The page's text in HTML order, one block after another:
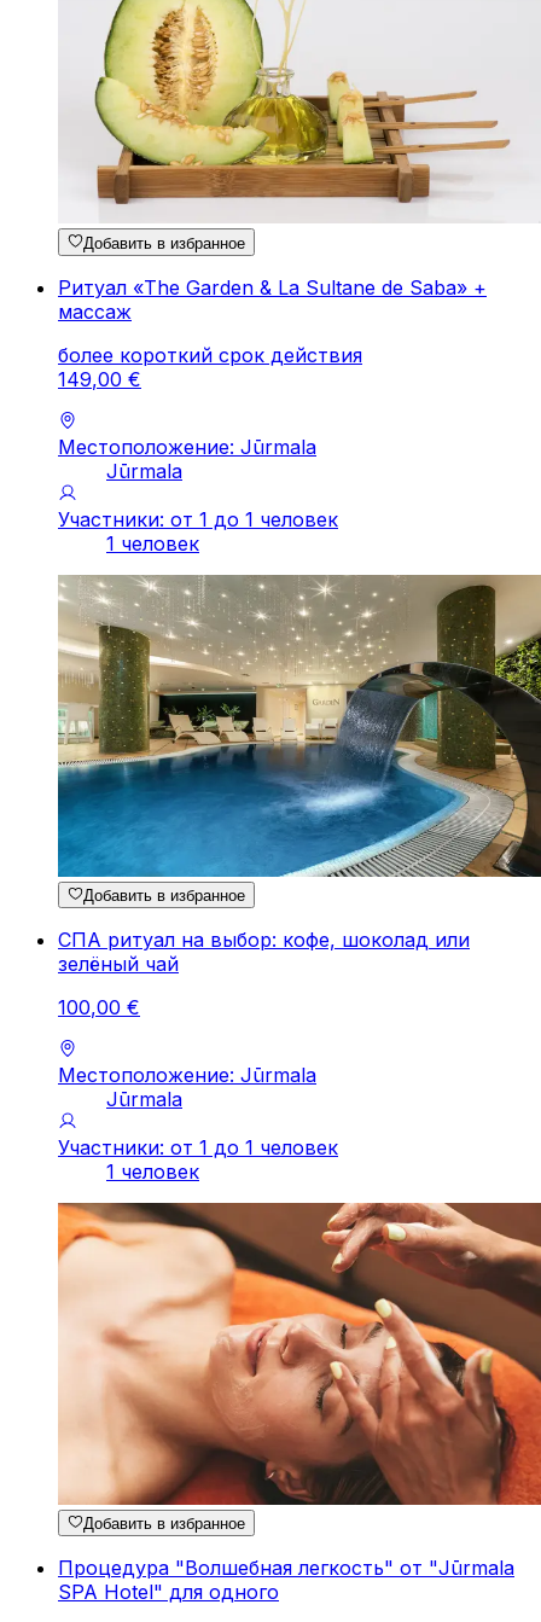
Добавить в избранное
Ритуал «The Garden & La Sultane de Saba» +
массаж
более короткий срок действия
149,00 €
Местоположение: Jūrmala
Jūrmala
Участники: от 1 до 1 человек
1 человек
Добавить в избранное
СПА ритуал на выбор: кофе, шоколад или
зелёный чай
100,00 €
Местоположение: Jūrmala
Jūrmala
Участники: от 1 до 1 человек
1 человек
Добавить в избранное
Процедура "Волшебная легкость" от "Jūrmala
SPA Hotel" для одного